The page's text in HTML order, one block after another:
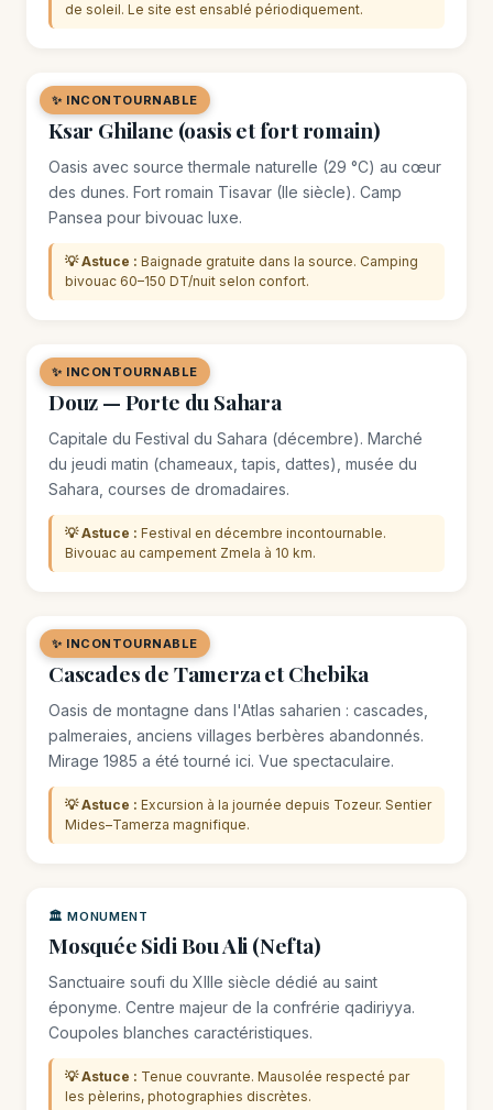
de soleil. Le site est ensablé périodiquement.
✨ INCONTOURNABLE
🌿 SITE NATUREL
Ksar Ghilane (oasis et fort romain)
Oasis avec source thermale naturelle (29 °C) au cœur
des dunes. Fort romain Tisavar (IIe siècle). Camp
Pansea pour bivouac luxe.
💡 Astuce : Baignade gratuite dans la source. Camping
bivouac 60–150 DT/nuit selon confort.
✨ INCONTOURNABLE
🛒 MARCHÉ / SOUK
Douz — Porte du Sahara
Capitale du Festival du Sahara (décembre). Marché
du jeudi matin (chameaux, tapis, dattes), musée du
Sahara, courses de dromadaires.
💡 Astuce : Festival en décembre incontournable.
Bivouac au campement Zmela à 10 km.
✨ INCONTOURNABLE
🌿 SITE NATUREL
Cascades de Tamerza et Chebika
Oasis de montagne dans l'Atlas saharien : cascades,
palmeraies, anciens villages berbères abandonnés.
Mirage 1985 a été tourné ici. Vue spectaculaire.
💡 Astuce : Excursion à la journée depuis Tozeur. Sentier
Mides–Tamerza magnifique.
🏛️ MONUMENT
Mosquée Sidi Bou Ali (Nefta)
Sanctuaire soufi du XIIIe siècle dédié au saint
éponyme. Centre majeur de la confrérie qadiriyya.
Coupoles blanches caractéristiques.
💡 Astuce : Tenue couvrante. Mausolée respecté par
les pèlerins, photographies discrètes.